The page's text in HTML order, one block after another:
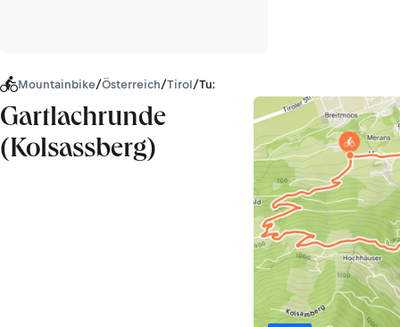
Mountainbike/Österreich/Tirol/Tuxer Alpen
Gartlachrunde
(Kolsassberg)